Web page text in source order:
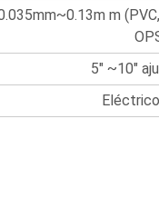
m
5" ~10"